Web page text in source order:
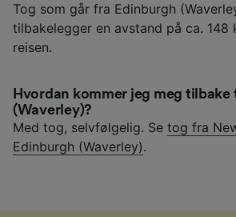
Tog som går fra Edinburgh
tilbakelegger en avstand på ca. 148
reisen.
Hvordan kommer jeg meg tilbake
(Waverley)?
Med tog, selvfølgelig. Se tog fra
Edinburgh (Waverley).